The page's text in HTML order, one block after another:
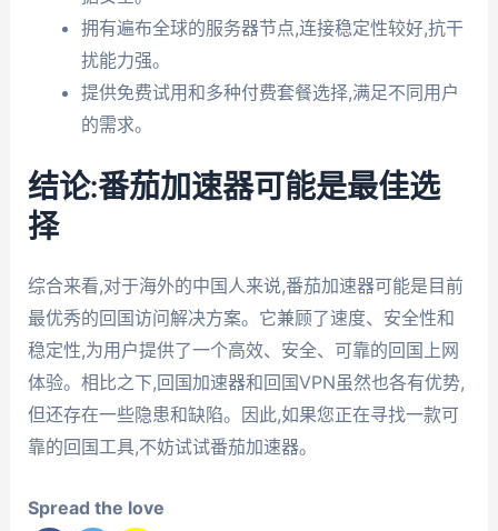
拥有遍布全球的服务器节点,连接稳定性较好,抗干
扰能力强。
提供免费试用和多种付费套餐选择,满足不同用户
的需求。
结论:番茄加速器可能是最佳选
择
综合来看,对于海外的中国人来说,番茄加速器可能是目前
最优秀的回国访问解决方案。它兼顾了速度、安全性和
稳定性,为用户提供了一个高效、安全、可靠的回国上网
体验。相比之下,回国加速器和回国VPN虽然也各有优势,
但还存在一些隐患和缺陷。因此,如果您正在寻找一款可
靠的回国工具,不妨试试番茄加速器。
Spread the love